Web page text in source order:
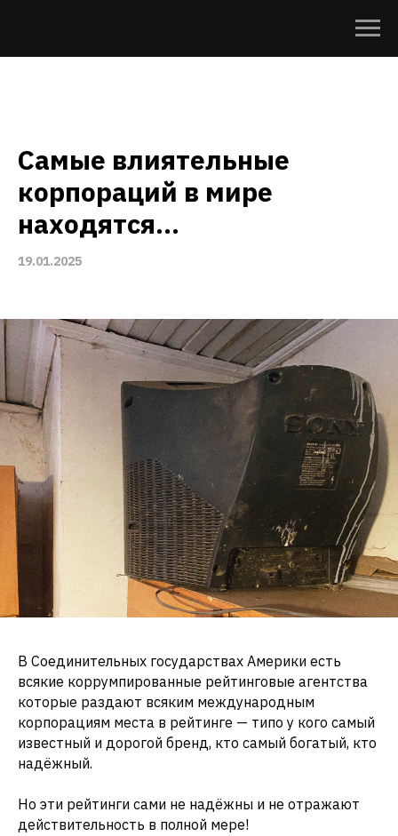
Самые влиятельные
корпораций в мире
находятся...
19.01.2025
В Соединительных государствах Америки есть
всякие коррумпированные рейтинговые агентства
которые раздают всяким международным
корпорациям места в рейтинге — типо у кого самый
известный и дорогой бренд, кто самый богатый, кто
надёжный.
Но эти рейтинги сами не надёжны и не отражают
действительность в полной мере!